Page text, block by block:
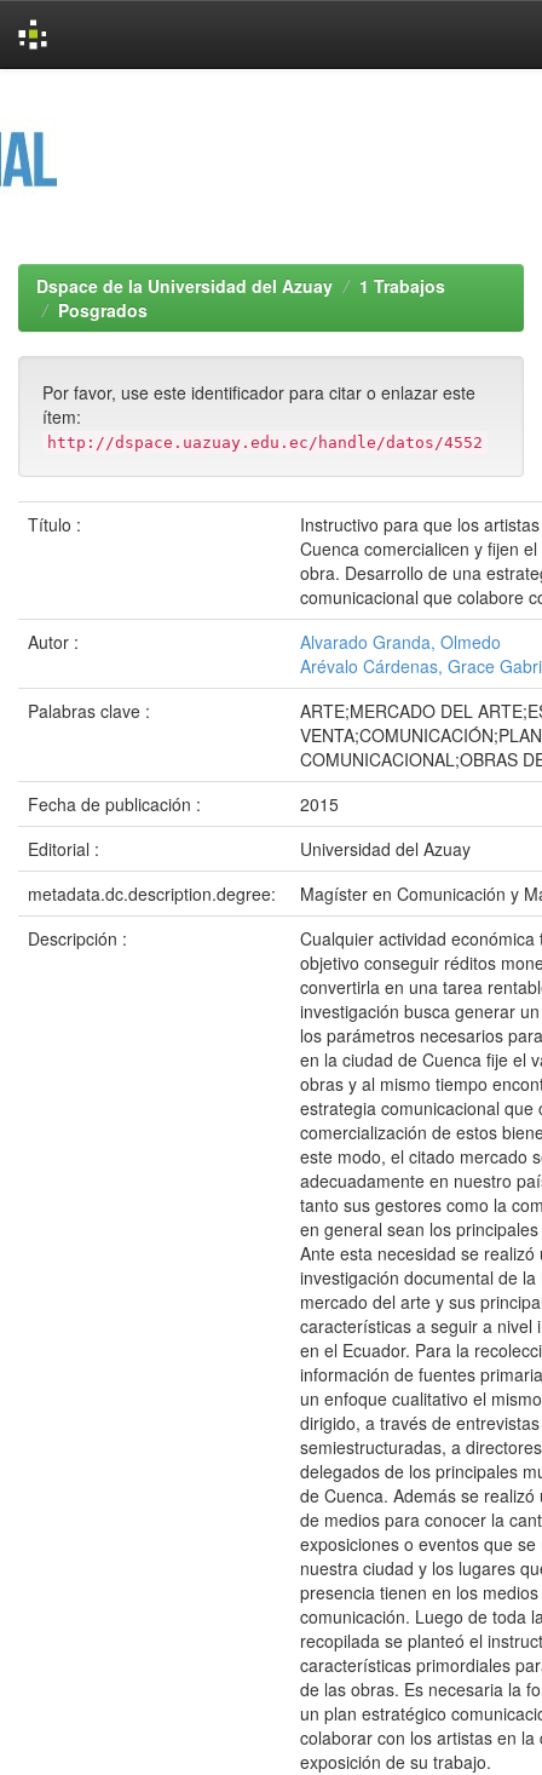
Dspace de la Universidad del Azuay
1 Trabajos
Posgrados
Por favor, use este identificador para citar o enlazar este
ítem:
http://dspace.uazuay.edu.ec/handle/datos/4552
Título :
Instructivo para que los
Cuenca comercialicen y fijen
obra. Desarrollo de una
comunicacional que colabore
Autor :
Alvarado Granda, Olmedo
Arévalo Cárdenas, Grace
Palabras clave :
ARTE;MERCADO DEL
VENTA;COMUNICACIÓN;PLAN
COMUNICACIONAL;OBRAS
Fecha de publicación :
2015
Editorial :
Universidad del Azuay
metadata.dc.description.degree:
Magíster en Comunicación y
Descripción :
Cualquier actividad económica
objetivo conseguir réditos
convertirla en una tarea
investigación busca generar
los parámetros necesarios
en la ciudad de Cuenca fije el
obras y al mismo tiempo
estrategia comunicacional que
comercialización de estos
este modo, el citado mercado
adecuadamente en nuestro
tanto sus gestores como la
en general sean los
Ante esta necesidad se realizó
investigación documental de la
mercado del arte y sus
características a seguir a nivel
en el Ecuador. Para la
información de fuentes
un enfoque cualitativo el
dirigido, a través de entrevistas
semiestructuradas, a
delegados de los principales
de Cuenca. Además se realizó
de medios para conocer la
exposiciones o eventos que
nuestra ciudad y los lugares
presencia tienen en los
comunicación. Luego de toda
recopilada se planteó el
características primordiales
de las obras. Es necesaria la
un plan estratégico
colaborar con los artistas en la
exposición de su trabajo.